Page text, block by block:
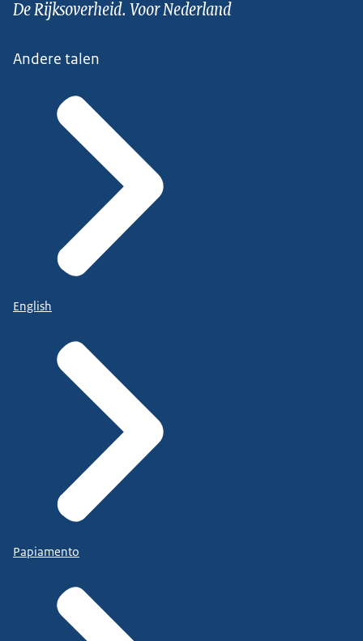
De Rijksoverheid. Voor Nederland
Andere talen
English
Papiamento